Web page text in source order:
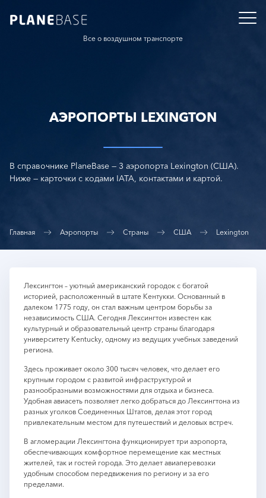
Все о воздушном транспорте
АЭРОПОРТЫ LEXINGTON
В справочнике PlaneBase — 3 аэропорта Lexington (США).
Ниже — карточки с кодами IATA, контактами и картой.
Главная Аэропорты Страны США Lexington
Лексингтон – уютный американский городок с богатой
историей, расположенный в штате Кентукки. Основанный в
далеком 1775 году, он стал важным центром борьбы за
независимость США. Сегодня Лексингтон известен как
культурный и образовательный центр страны благодаря
университету Kentucky, одному из ведущих учебных заведений
региона.
Здесь проживает около 300 тысяч человек, что делает его
крупным городом с развитой инфраструктурой и
разнообразными возможностями для отдыха и бизнеса.
Удобная авиасеть позволяет легко добраться до Лексингтона из
разных уголков Соединенных Штатов, делая этот город
привлекательным местом для путешествий и деловых встреч.
В агломерации Лексингтона функционирует три аэропорта,
обеспечивающих комфортное перемещение как местных
жителей, так и гостей города. Это делает авиаперевозки
удобным способом передвижения по региону и за его
пределами.